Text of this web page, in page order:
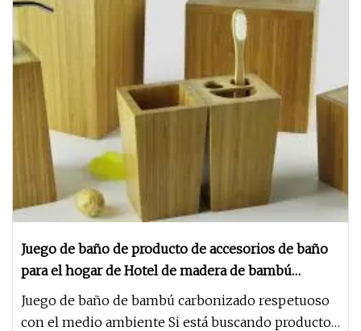
Juego de baño de producto de accesorios de baño
para el hogar de Hotel de madera de bambú
carbonizado respetuoso con el medio ambiente
Juego de baño de bambú carbonizado respetuoso
con el medio ambiente Si está buscando productos